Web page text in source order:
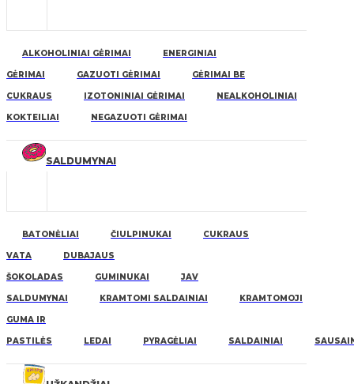
ALKOHOLINIAI GĖRIMAI ENERGINIAI
GĖRIMAI GAZUOTI GĖRIMAI GĖRIMAI BE
CUKRAUS IZOTONINIAI GĖRIMAI NEALKOHOLINIAI
KOKTEILIAI NEGAZUOTI GĖRIMAI
SALDUMYNAI
BATONĖLIAI ČIULPINUKAI CUKRAUS
VATA DUBAJAUS
ŠOKOLADAS GUMINUKAI JAV
SALDUMYNAI KRAMTOMI SALDAINIAI KRAMTOMOJI
GUMA IR
PASTILĖS LEDAI PYRAGĖLIAI SALDAINIAI